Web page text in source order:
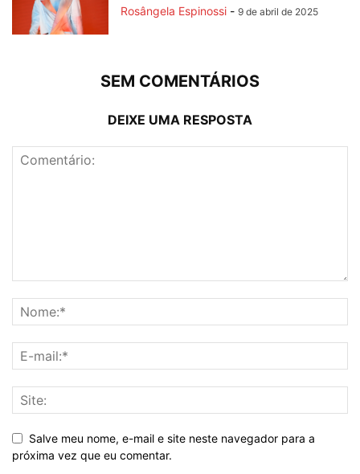
Rosângela Espinossi - 9 de abril de 2025
SEM COMENTÁRIOS
DEIXE UMA RESPOSTA
Salve meu nome, e-mail e site neste navegador para a
próxima vez que eu comentar.